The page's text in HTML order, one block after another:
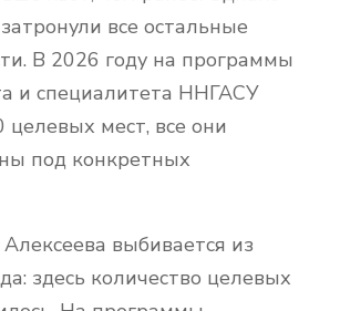
все остальные
В 2026 году на программы
и специалитета ННГАСУ
мест, все они
под конкретных
выбивается из
здесь количество целевых